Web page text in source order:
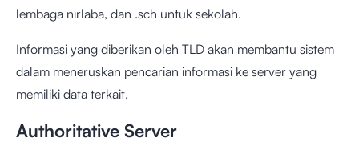
lembaga nirlaba, dan .sch untuk sekolah.
Informasi yang diberikan oleh TLD akan membantu sistem
dalam meneruskan pencarian informasi ke server yang
memiliki data terkait.
Authoritative Server